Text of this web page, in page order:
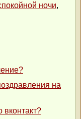
ночи,
на
вконтакт?